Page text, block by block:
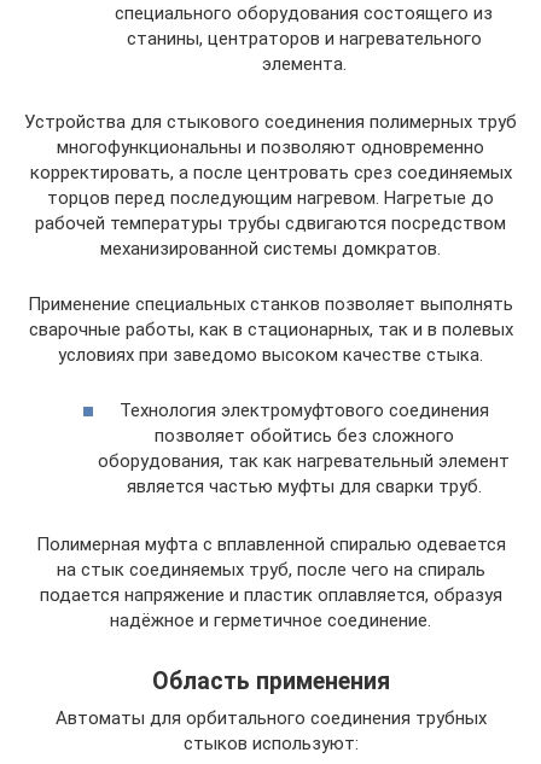
специального оборудования состоящего из
станины, центраторов и нагревательного
элемента.
Устройства для стыкового соединения полимерных труб
многофункциональны и позволяют одновременно
корректировать, а после центровать срез соединяемых
торцов перед последующим нагревом. Нагретые до
рабочей температуры трубы сдвигаются посредством
механизированной системы домкратов.
Применение специальных станков позволяет выполнять
сварочные работы, как в стационарных, так и в полевых
условиях при заведомо высоком качестве стыка.
Технология электромуфтового соединения
позволяет обойтись без сложного
оборудования, так как нагревательный элемент
является частью муфты для сварки труб.
Полимерная муфта с вплавленной спиралью одевается
на стык соединяемых труб, после чего на спираль
подается напряжение и пластик оплавляется, образуя
надёжное и герметичное соединение.
Область применения
Автоматы для орбитального соединения трубных
стыков используют: